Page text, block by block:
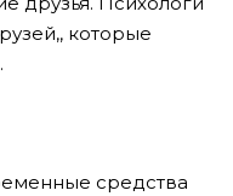
которые
средства